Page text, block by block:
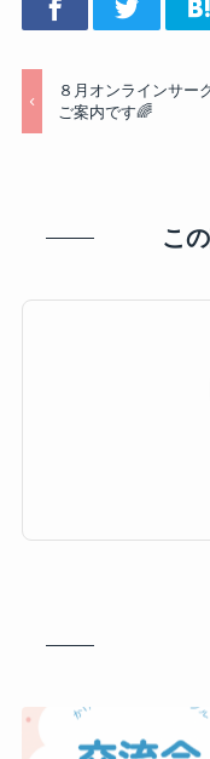
８月オンラインサー
ご案内です🌈
こ